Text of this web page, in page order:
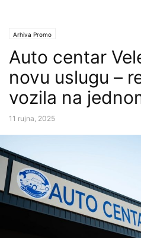
Arhiva Promo
Auto centar
novu uslugu –
vozila na
11 rujna, 2025